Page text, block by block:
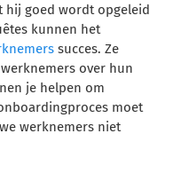
hij goed wordt opgeleid
kunnen het
succes. Ze
over hun
je helpen om
moet
werknemers niet